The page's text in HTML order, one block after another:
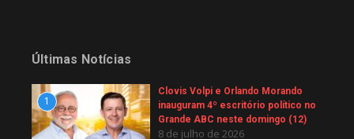
Últimas Notícias
1
Clovis Volpi e Orlando Morando
inauguram 4º escritório político no
Grande ABC neste domingo (12)
8 de julho de 2026